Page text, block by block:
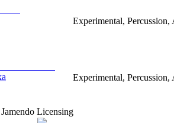
Experimental,
Experimental,
Jamendo Licensing